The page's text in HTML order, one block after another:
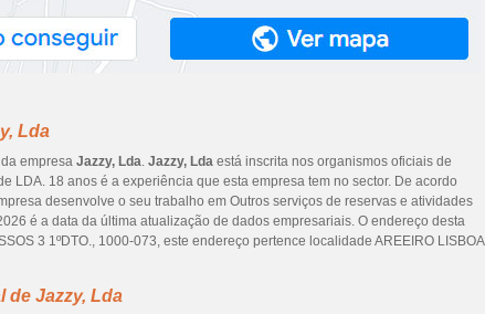
Lda
empresa Jazzy, Lda. Jazzy, Lda está inscrita nos organismos oficiais de
LDA. 18 anos é a experiência que esta empresa tem no sector. De acordo
desenvolve o seu trabalho em Outros serviços de reservas e atividades
é a data da última atualização de dados empresariais. O endereço desta
3 1ºDTO., 1000-073, este endereço pertence localidade AREEIRO LISBOA
de Jazzy, Lda